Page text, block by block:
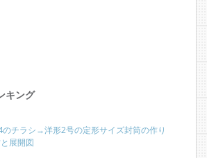
キング
のチラシ→洋形2号の定形サイズ封筒の作り
展開図